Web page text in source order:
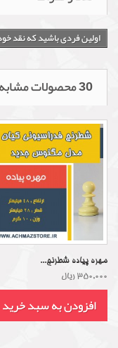
اولین فردی باشید که نقد
30 محصولات مشابه در شاخه های مختلف:
مهره پیاده شطرنج...
350,000 ریال
افزودن به سبد خرید